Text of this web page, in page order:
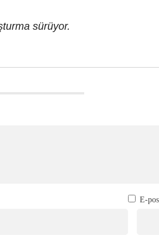
sürüyor.
E-